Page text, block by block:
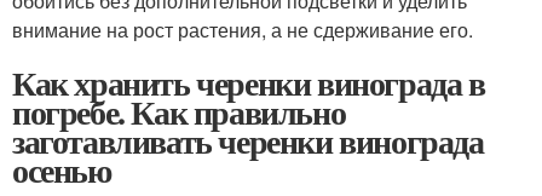
внимание на рост растения, а не сдерживание его.
Как хранить черенки винограда в
погребе. Как правильно
заготавливать черенки винограда
осенью